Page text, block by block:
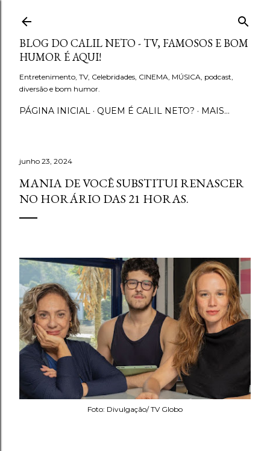
Pular para o conteúdo principal
BLOG DO CALIL NETO - TV, FAMOSOS E BOM
HUMOR É AQUI!
Entretenimento, TV, Celebridades, CINEMA, MÚSICA, podcast,
diversão e bom humor.
PÁGINA INICIAL QUEM É CALIL NETO? MAIS…
junho 23, 2024
MANIA DE VOCÊ SUBSTITUI RENASCER
NO HORÁRIO DAS 21 HORAS.
Foto: Divulgação/ TV Globo